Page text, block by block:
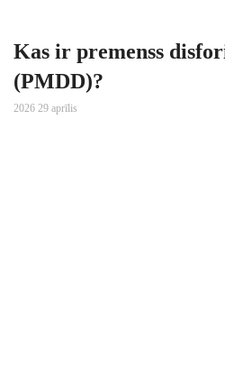
Kas ir premenss
(PMDD)?
2026 29 aprīlis